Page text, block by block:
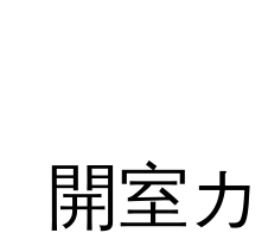
開室